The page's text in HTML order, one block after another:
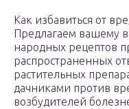
Как избавиться от
Предлагаем вашему
народных рецептов
распространенных
растительных
дачниками против
возбудителей